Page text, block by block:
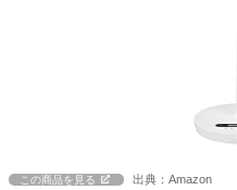
この商品を見る 出典：Amazon